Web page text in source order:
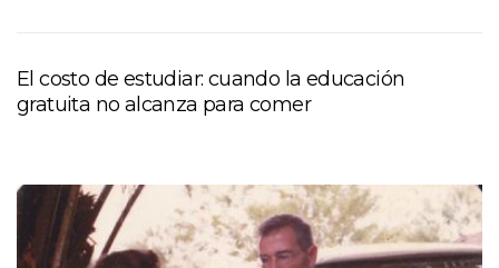
El costo de estudiar: cuando la educación
gratuita no alcanza para comer